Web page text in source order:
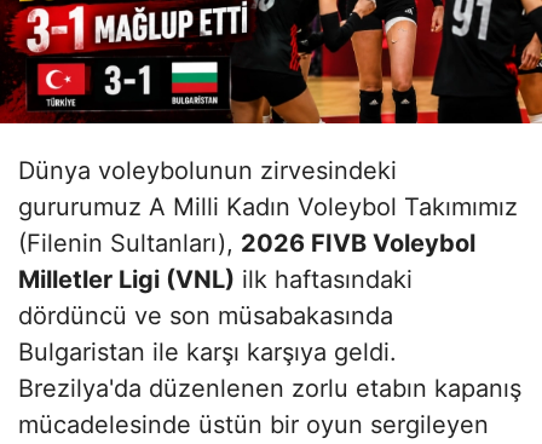
Dünya voleybolunun zirvesindeki
gururumuz A Milli Kadın Voleybol Takımımız
(Filenin Sultanları), 2026 FIVB Voleybol
Milletler Ligi (VNL) ilk haftasındaki
dördüncü ve son müsabakasında
Bulgaristan ile karşı karşıya geldi.
Brezilya'da düzenlenen zorlu etabın kapanış
mücadelesinde üstün bir oyun sergileyen